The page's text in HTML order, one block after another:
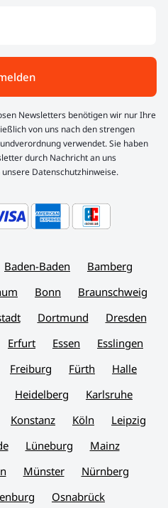
Newsletters benötigen wir nur Ihre
von uns nach den strengen
verwendet. Sie haben
durch Nachricht an uns
Datenschutzhinweise.
Baden-Baden
Bamberg
Bonn
Braunschweig
Dortmund
Dresden
Erfurt Essen
Esslingen
Freiburg Fürth
Halle
Heidelberg
Karlsruhe
Konstanz Köln
Leipzig
Lüneburg
Mainz
Münster
Nürnberg
Osnabrück